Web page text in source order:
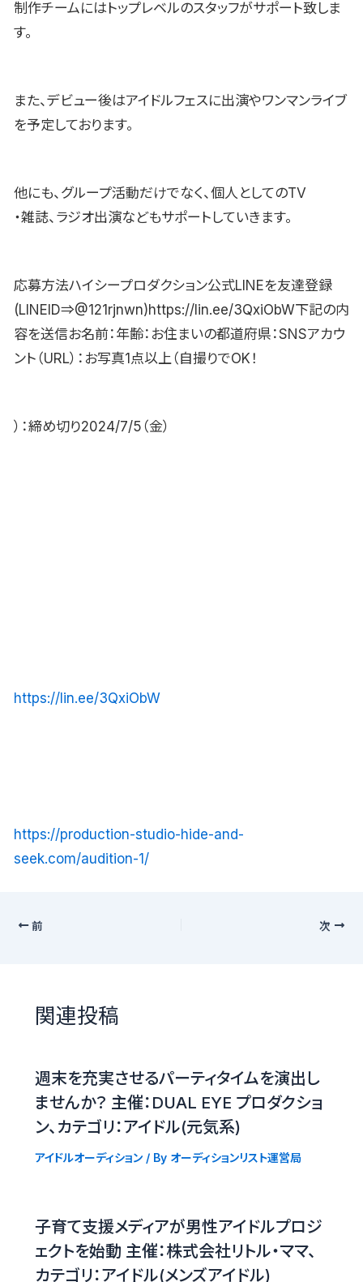
制作チームにはトップレベルのスタッフがサポート致しま
す。
また、デビュー後はアイドルフェスに出演やワンマンライブ
を予定しております。
他にも、グループ活動だけでなく、個人としてのTV
・雑誌、ラジオ出演などもサポートしていきます。
応募方法ハイシープロダクション公式LINEを友達登録
(LINEID⇒@121rjnwn)https://lin.ee/3QxiObW下記の内
容を送信お名前：年齢：お住まいの都道府県：SNSアカウ
ント（URL）：お写真1点以上（自撮りでOK！
）：締め切り2024/7/5（金）
https://lin.ee/3QxiObW
https://production-studio-hide-and-
seek.com/audition-1/
前 次
関連投稿
週末を充実させるパーティタイムを演出し
ませんか？ 主催：DUAL EYE プロダクショ
ン、カテゴリ：アイドル(元気系)
アイドルオーディション/ By オーディションリスト運営局
子育て支援メディアが男性アイドルプロジ
ェクトを始動 主催：株式会社リトル・ママ、
カテゴリ：アイドル(メンズアイドル)